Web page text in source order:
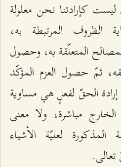
كإرادتنا نحن معلولة
الظروف المرتبطة به،
المتعلّقة به، وحصول
ثمّ حصول العزم المؤكّد
الحقّ لفعلٍ هي مساوية
مباشرة، ولا معنى
لعليّة الأشياء